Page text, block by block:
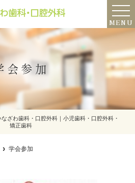
MENU
会参加
ざわ歯科・口腔外科｜小児歯科・口腔外科・
矯正歯科
学会参加